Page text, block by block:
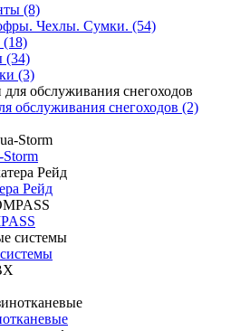
(8)
Чехлы. Сумки. (54)
(34)
(3)
обслуживания снегоходов (2)
Рейд